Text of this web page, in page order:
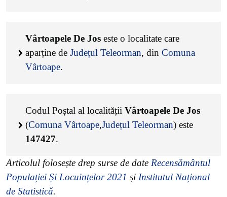
Vârtoapele De Jos este o localitate care
aparține de Județul Teleorman, din Comuna
Vârtoape.
Codul Poștal al localității Vârtoapele De Jos
(Comuna Vârtoape,Județul Teleorman) este
147427.
Articolul folosește drep surse de date Recensământul
Populației Și Locuințelor 2021 și Institutul Național
de Statistică.